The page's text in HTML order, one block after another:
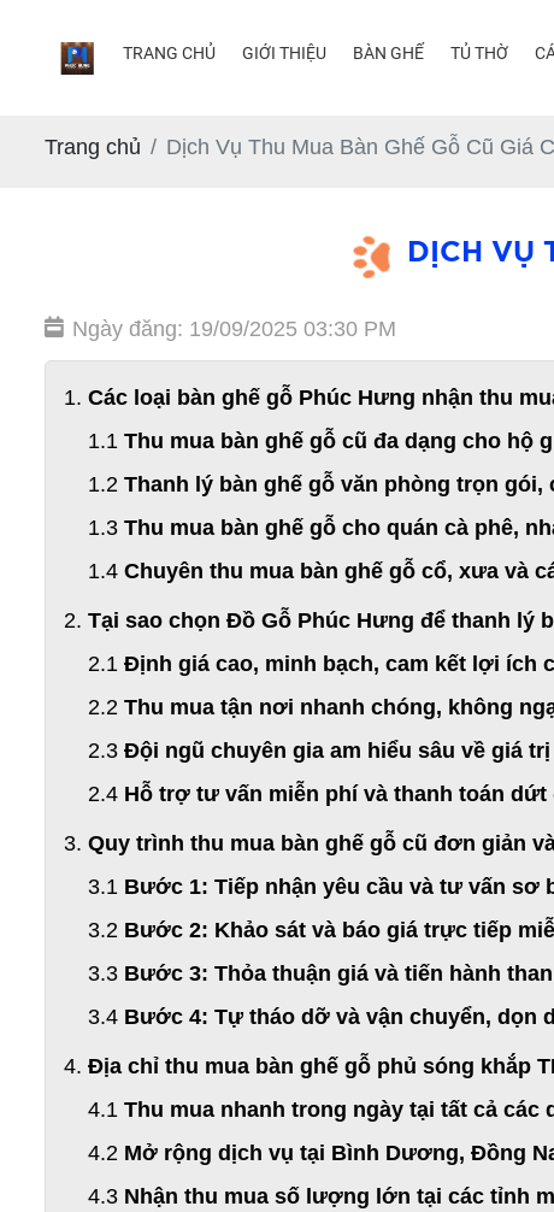
TRANG CHỦ GIỚI THIỆU BÀN GHẾ TỦ THỜ
Trang chủ Dịch Vụ Thu Mua Bàn Ghế Gỗ Cũ Giá
DỊCH VỤ
Ngày đăng: 19/09/2025 03:30 PM
Các loại bàn ghế gỗ Phúc Hưng nhận thu
Thu mua bàn ghế gỗ cũ đa dạng cho hộ
Thanh lý bàn ghế gỗ văn phòng trọn gói,
Thu mua bàn ghế gỗ cho quán cà phê,
Chuyên thu mua bàn ghế gỗ cổ, xưa và
Tại sao chọn Đồ Gỗ Phúc Hưng để thanh lý
Định giá cao, minh bạch, cam kết lợi ích
Thu mua tận nơi nhanh chóng, không
Đội ngũ chuyên gia am hiểu sâu về giá
Hỗ trợ tư vấn miễn phí và thanh toán dứt
Quy trình thu mua bàn ghế gỗ cũ đơn giản
Bước 1: Tiếp nhận yêu cầu và tư vấn sơ
Bước 2: Khảo sát và báo giá trực tiếp
Bước 3: Thỏa thuận giá và tiến hành
Bước 4: Tự tháo dỡ và vận chuyển, dọn
Địa chỉ thu mua bàn ghế gỗ phủ sóng khắp
Thu mua nhanh trong ngày tại tất cả các
Mở rộng dịch vụ tại Bình Dương, Đồng
Nhận thu mua số lượng lớn tại các tỉnh